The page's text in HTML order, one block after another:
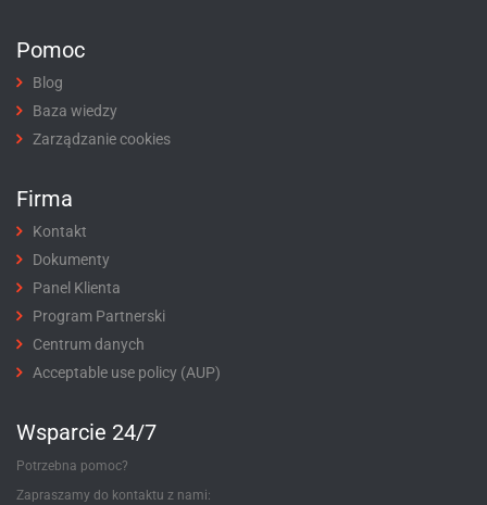
Pomoc
Blog
Baza wiedzy
Zarządzanie cookies
Firma
Kontakt
Dokumenty
Panel Klienta
Program Partnerski
Centrum danych
Acceptable use policy (AUP)
Wsparcie 24/7
Potrzebna pomoc?
Zapraszamy do kontaktu z nami: